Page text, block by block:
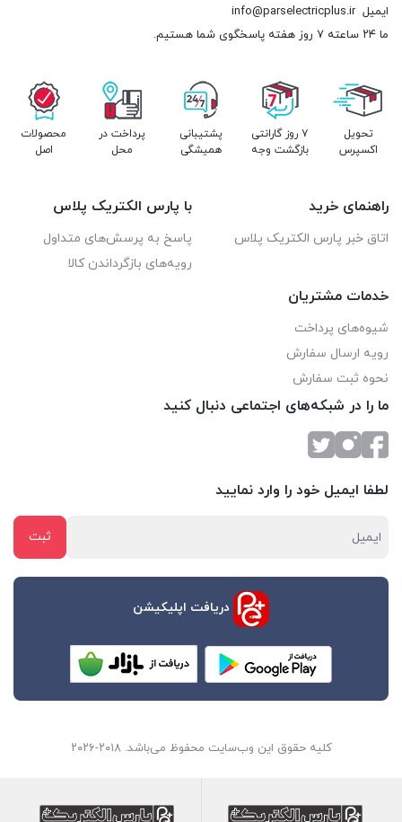
ایمیلinfo@parselectricplus.ir
ما ۲۴ ساعته ۷ روز هفته پاسخگوی شما هستیم.
تحویل
اکسپرس
۷ روز گارانتی
بازگشت وجه
پشتیبانی
همیشگی
پرداخت در
محل
محصولات
اصل
راهنمای خرید
اتاق خبر پارس الکتریک پلاس
با پارس الکتریک پلاس
پاسخ به پرسش‌های متداول
رویه‌های بازگرداندن کالا
خدمات مشتریان
شیوه‌های پرداخت
رویه ارسال سفارش
نحوه ثبت سفارش
ما را در شبکه‌های اجتماعی دنبال کنید
لطفا ایمیل خود را وارد نمایید
دریافت اپلیکیشن
کلیه حقوق این وب‌سایت محفوظ می‌باشد. ۲۰۱۸-۲۰۲۶